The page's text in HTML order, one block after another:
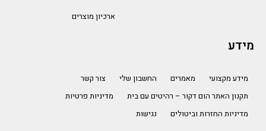
ארכיון מוצרים
מידע
מידע מקצועי מאמרים החשבון שלי
צור קשר
תקנון האתר הום דקור – רהיטים עם בית
מדיניות פרטיות
מדיניות החזרות וביטולים
נגישות